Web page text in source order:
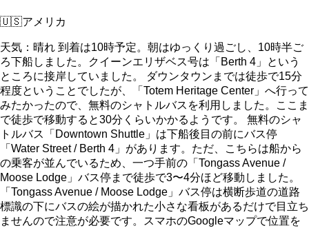
🇺🇸アメリカ
天気：晴れ 到着は10時予定。朝はゆっくり過ごし、10時半ご
ろ下船しました。クイーンエリザベス号は「Berth 4」という
ところに接岸していました。 ダウンタウンまでは徒歩で15分
程度ということでしたが、「Totem Heritage Center」へ行って
みたかったので、無料のシャトルバスを利用しました。ここま
で徒歩で移動すると30分くらいかかるようです。 無料のシャ
トルバス「Downtown Shuttle」は下船後目の前にバス停
「Water Street / Berth 4」があります。ただ、こちらは船から
の乗客が並んでいるため、一つ手前の「Tongass Avenue /
Moose Lodge」バス停まで徒歩で3〜4分ほど移動しました。
「Tongass Avenue / Moose Lodge」バス停は横断歩道の道路
標識の下にバスの絵が描かれた小さな看板があるだけで目立ち
ませんので注意が必要です。スマホのGoogleマップで位置を